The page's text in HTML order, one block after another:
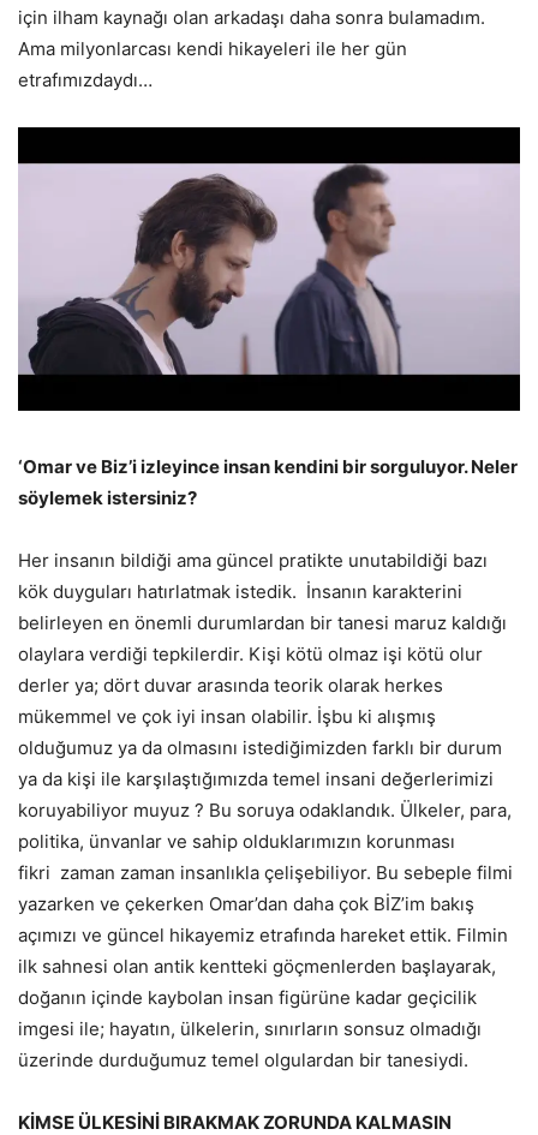
için ilham kaynağı olan arkadaşı daha sonra bulamadım.
Ama milyonlarcası kendi hikayeleri ile her gün
etrafımızdaydı…
‘Omar ve Biz’i izleyince insan kendini bir sorguluyor. Neler
söylemek istersiniz?
Her insanın bildiği ama güncel pratikte unutabildiği bazı
kök duyguları hatırlatmak istedik. İnsanın karakterini
belirleyen en önemli durumlardan bir tanesi maruz kaldığı
olaylara verdiği tepkilerdir. Kişi kötü olmaz işi kötü olur
derler ya; dört duvar arasında teorik olarak herkes
mükemmel ve çok iyi insan olabilir. İşbu ki alışmış
olduğumuz ya da olmasını istediğimizden farklı bir durum
ya da kişi ile karşılaştığımızda temel insani değerlerimizi
koruyabiliyor muyuz ? Bu soruya odaklandık. Ülkeler, para,
politika, ünvanlar ve sahip olduklarımızın korunması
fikri zaman zaman insanlıkla çelişebiliyor. Bu sebeple filmi
yazarken ve çekerken Omar’dan daha çok BİZ’im bakış
açımızı ve güncel hikayemiz etrafında hareket ettik. Filmin
ilk sahnesi olan antik kentteki göçmenlerden başlayarak,
doğanın içinde kaybolan insan figürüne kadar geçicilik
imgesi ile; hayatın, ülkelerin, sınırların sonsuz olmadığı
üzerinde durduğumuz temel olgulardan bir tanesiydi.
KİMSE ÜLKESİNİ BIRAKMAK ZORUNDA KALMASIN